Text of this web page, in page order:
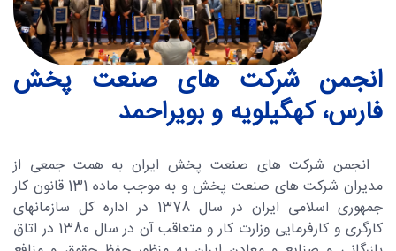
انجمن شرکت های صنعت پخش
فارس، کهگیلویه و بویراحمد
انجمن شرکت های صنعت پخش ایران به همت جمعی از
مدیران شرکت های صنعت پخش و به موجب ماده 131 قانون کار
جمهوری اسلامی ایران در سال 1378 در اداره کل سازمانهای
کارگری و کارفرمایی وزارت کار و متعاقب آن در سال 1380 در اتاق